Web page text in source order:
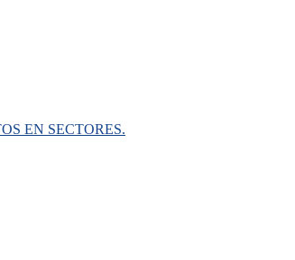
EN SECTORES.